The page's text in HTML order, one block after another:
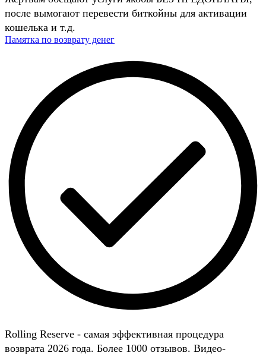
после вымогают перевести биткойны для активации
кошелька и т.д.
Памятка по возврату денег
Rolling Reserve - самая эффективная процедура
возврата 2026 года. Более 1000 отзывов. Видео-